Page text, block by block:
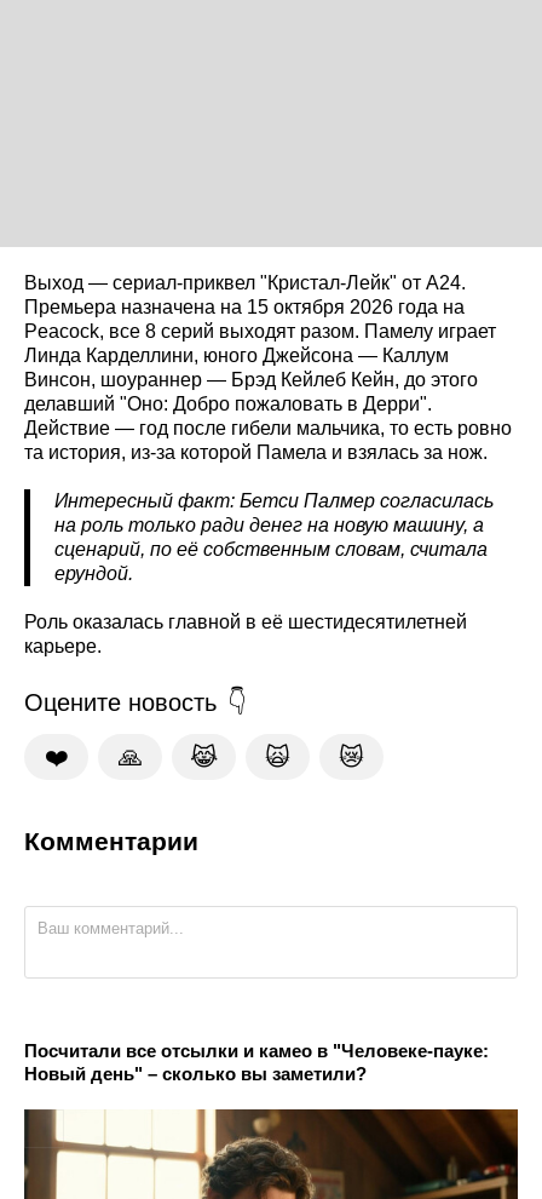
Выход — сериал-приквел "Кристал-Лейк" от A24.
Премьера назначена на 15 октября 2026 года на
Peacock, все 8 серий выходят разом. Памелу играет
Линда Карделлини, юного Джейсона — Каллум
Винсон, шоураннер — Брэд Кейлеб Кейн, до этого
делавший "Оно: Добро пожаловать в Дерри".
Действие — год после гибели мальчика, то есть ровно
та история, из-за которой Памела и взялась за нож.
Интересный факт: Бетси Палмер согласилась
на роль только ради денег на новую машину, а
сценарий, по её собственным словам, считала
ерундой.
Роль оказалась главной в её шестидесятилетней
карьере.
Оцените новость
❤️ 🙏 😹 🙀 😿
Комментарии
Посчитали все отсылки и камео в "Человеке-пауке:
Новый день" – сколько вы заметили?